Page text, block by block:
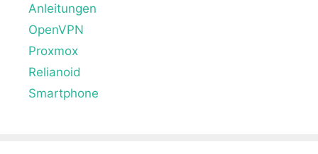
Anleitungen
OpenVPN
Proxmox
Relianoid
Smartphone